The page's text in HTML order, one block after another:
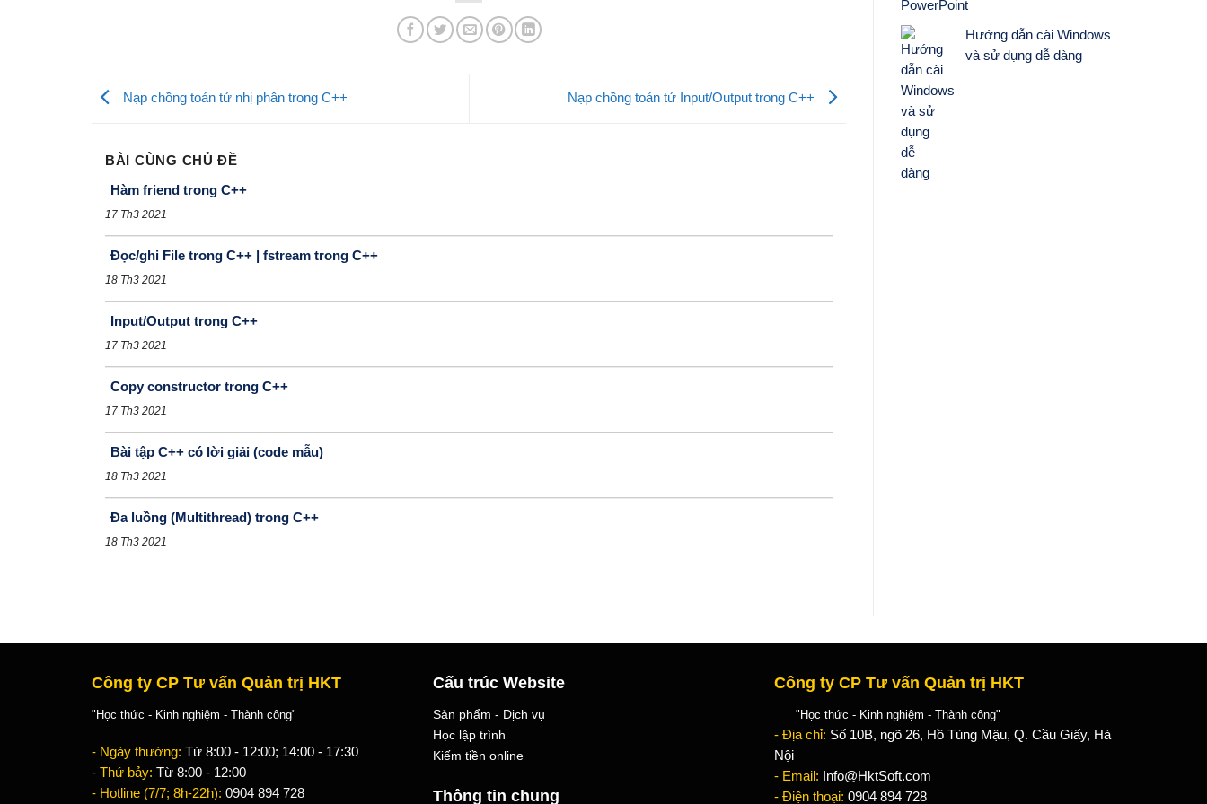
Nạp chồng toán tử nhị phân trong C++ Nạp chồng toán tử Input/Output trong C++
BÀI CÙNG CHỦ ĐỀ
Hàm friend trong C++
17 Th3 2021
Đọc/ghi File trong C++ | fstream trong C++
18 Th3 2021
Input/Output trong C++
17 Th3 2021
Copy constructor trong C++
17 Th3 2021
Bài tập C++ có lời giải (code mẫu)
18 Th3 2021
Đa luồng (Multithread) trong C++
18 Th3 2021
Hướng dẫn cài Windows
và sử dụng dễ dàng
Công ty CP Tư vấn Quản trị HKT
"Học thức - Kinh nghiệm - Thành công"
- Ngày thường: Từ 8:00 - 12:00; 14:00 - 17:30
- Thứ bảy: Từ 8:00 - 12:00
- Hotline (7/7; 8h-22h): 0904 894 728
Cấu trúc Website
Sản phẩm - Dịch vụ
Học lập trình
Kiếm tiền online
Thông tin chung
Công ty CP Tư vấn Quản trị HKT
"Học thức - Kinh nghiệm - Thành công"
- Địa chỉ: Số 10B, ngõ 26, Hồ Tùng Mậu, Q. Cầu Giấy, Hà
Nội
- Email: Info@HktSoft.com
- Điện thoại: 0904 894 728